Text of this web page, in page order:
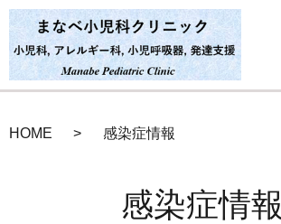
HOME 感染症情報
感染症情報